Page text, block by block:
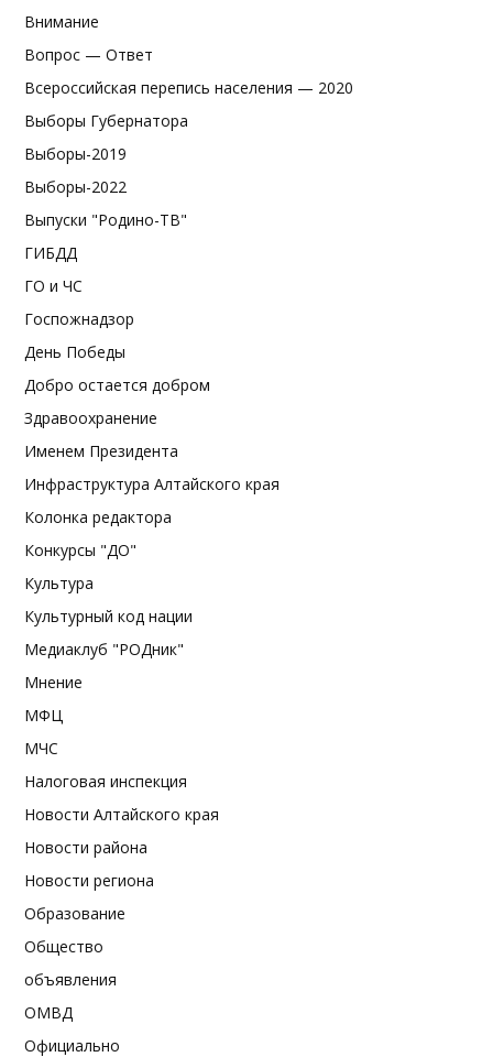
Внимание
Вопрос — Ответ
Всероссийская перепись населения — 2020
Выборы Губернатора
Выборы-2019
Выборы-2022
Выпуски "Родино-ТВ"
ГИБДД
ГО и ЧС
Госпожнадзор
День Победы
Добро остается добром
Здравоохранение
Именем Президента
Инфраструктура Алтайского края
Колонка редактора
Конкурсы "ДО"
Культура
Культурный код нации
Медиаклуб "РОДник"
Мнение
МФЦ
МЧС
Налоговая инспекция
Новости Алтайского края
Новости района
Новости региона
Образование
Общество
объявления
ОМВД
Официально